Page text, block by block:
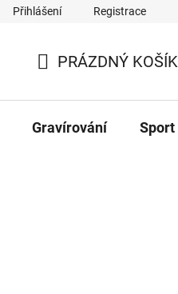
Hodnocení obchodu
Přihlášení Registrace
PRÁZDNÝ KOŠÍK
Gravírování Sport